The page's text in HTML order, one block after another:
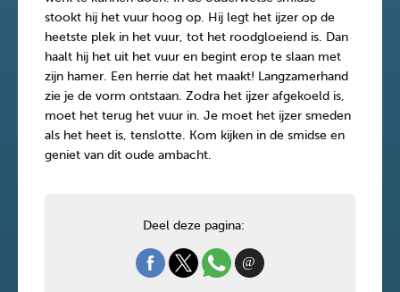
stookt hij het vuur hoog op. Hij legt het ijzer op de
heetste plek in het vuur, tot het roodgloeiend is. Dan
haalt hij het uit het vuur en begint erop te slaan met
zijn hamer. Een herrie dat het maakt! Langzamerhand
zie je de vorm ontstaan. Zodra het ijzer afgekoeld is,
moet het terug het vuur in. Je moet het ijzer smeden
als het heet is, tenslotte. Kom kijken in de smidse en
geniet van dit oude ambacht.
Deel deze pagina: